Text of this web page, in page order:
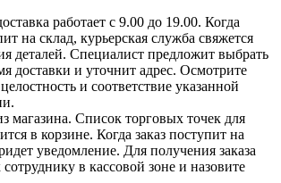
работает с 9.00 до 19.00. Когда
на склад, курьерская служба свяжется
деталей. Специалист предложит выбрать
доставки и уточнит адрес. Осмотрите
и соответствие указанной
магазина. Список торговых точек для
в корзине. Когда заказ поступит на
уведомление. Для получения заказа
сотруднику в кассовой зоне и назовите